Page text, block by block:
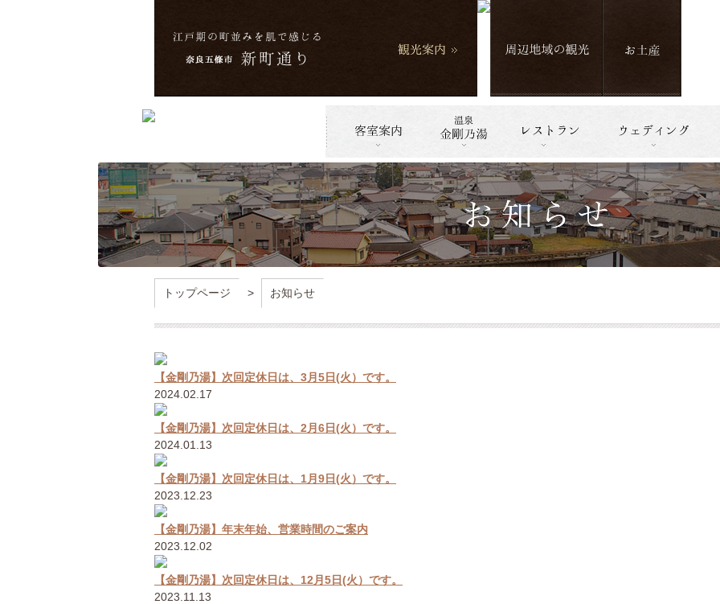
トップページ > お知らせ
【金剛乃湯】次回定休日は、3月5日(火）です。
2024.02.17
【金剛乃湯】次回定休日は、2月6日(火）です。
2024.01.13
【金剛乃湯】次回定休日は、1月9日(火）です。
2023.12.23
【金剛乃湯】年末年始、営業時間のご案内
2023.12.02
【金剛乃湯】次回定休日は、12月5日(火）です。
2023.11.13